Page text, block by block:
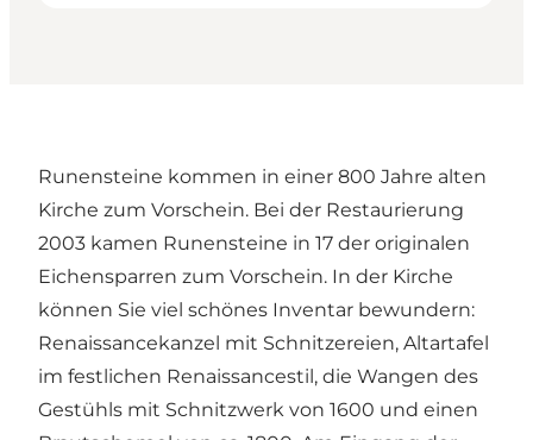
Runensteine kommen in einer 800 Jahre alten
Kirche zum Vorschein. Bei der Restaurierung
2003 kamen Runensteine in 17 der originalen
Eichensparren zum Vorschein. In der Kirche
können Sie viel schönes Inventar bewundern:
Renaissancekanzel mit Schnitzereien, Altartafel
im festlichen Renaissancestil, die Wangen des
Gestühls mit Schnitzwerk von 1600 und einen